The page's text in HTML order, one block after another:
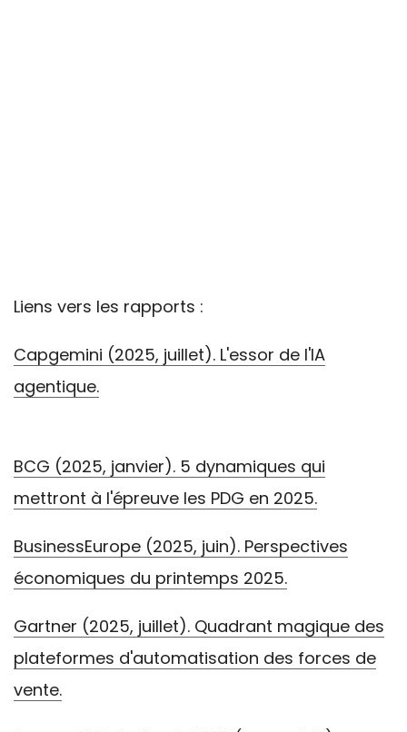
Liens vers les rapports :
Capgemini (2025, juillet). L'essor de l'IA
agentique.
BCG (2025, janvier). 5 dynamiques qui
mettront à l'épreuve les PDG en 2025.
BusinessEurope (2025, juin). Perspectives
économiques du printemps 2025.
Gartner (2025, juillet). Quadrant magique des
plateformes d'automatisation des forces de
vente.